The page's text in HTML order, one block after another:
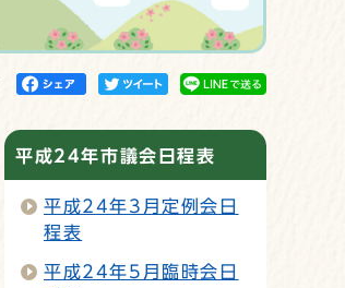
平成24年市議会日程表
平成24年3月定例会日
程表
平成24年5月臨時会日